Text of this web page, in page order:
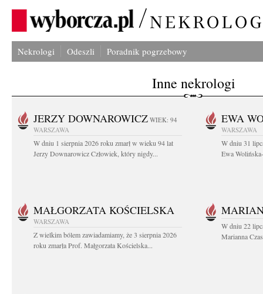
Nekrologi Odeszli Poradnik pogrzebowy
Inne nekrologi
JERZY DOWNAROWICZ WIEK: 94
WARSZAWA
W dniu 1 sierpnia 2026 roku zmarł w wieku 94 lat
Jerzy Downarowicz Człowiek, który nigdy...
EWA
WARSZAWA
W dniu 31
Ewa
MAŁGORZATA KOŚCIELSKA
WARSZAWA
Z wielkim bólem zawiadamiamy, że 3 sierpnia 2026
roku zmarła Prof. Małgorzata Kościelska...
W dniu 22
Marianna